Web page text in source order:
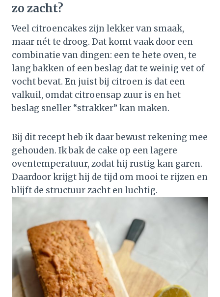
zo zacht?
Veel citroencakes zijn lekker van smaak,
maar nét te droog. Dat komt vaak door een
combinatie van dingen: een te hete oven, te
lang bakken of een beslag dat te weinig vet of
vocht bevat. En juist bij citroen is dat een
valkuil, omdat citroensap zuur is en het
beslag sneller “strakker” kan maken.
Bij dit recept heb ik daar bewust rekening mee
gehouden. Ik bak de cake op een lagere
oventemperatuur, zodat hij rustig kan garen.
Daardoor krijgt hij de tijd om mooi te rijzen en
blijft de structuur zacht en luchtig.